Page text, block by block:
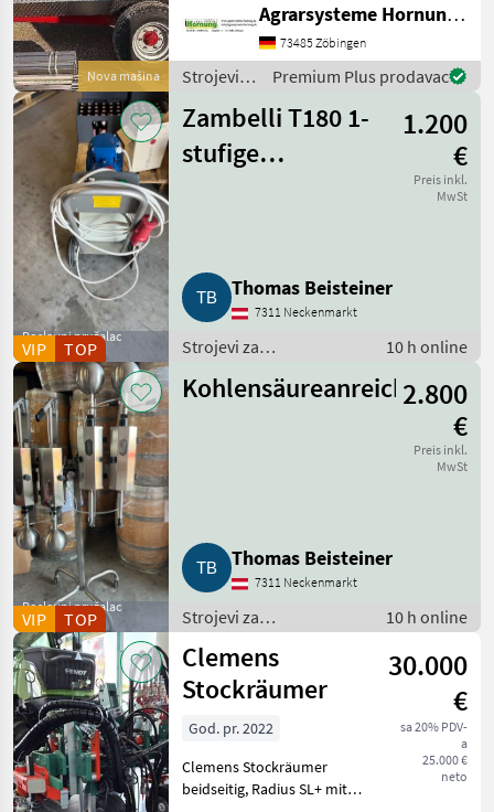
Nova mašina
Tridem Zweiachser mit
Drehschemel Sagen Sie uns
was Sie möchten Größe /
Breifung / Zubehör, dann
be
Agrarsysteme Hornung GmbH & Co. KG
73485 Zöbingen
Strojevi
vinogradarstvo
/ Sonstige
Premium Plus prodavac
Poslovni pružalac
usluga
VIP TOP
Zambelli T180 1-
stufige
1.200
€
Preis inkl.
MwSt
Thomas Beisteiner
7311 Neckenmarkt
Strojevi za
za podrumarstvo
10 h online
Poslovni pružalac
usluga
VIP TOP
2.800
€
Preis inkl.
MwSt
Thomas Beisteiner
7311 Neckenmarkt
Strojevi za
vinogradarstvo / Strojevi
za podrumarstvo
10 h online
Clemens
Stockräumer
30.000
€
sa 20% PDV-
a
25.000 €
neto
God. pr. 2022
Clemens Stockräumer
beidseitig, Radius SL+ mit